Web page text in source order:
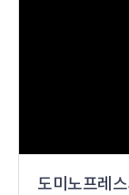
도미노프레